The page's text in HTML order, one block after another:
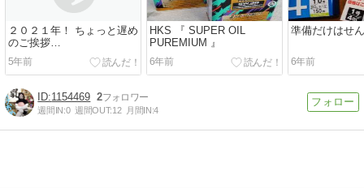
２０２１年！ ちょっと遅め
のご挨拶…
5年前
HKS 『 SUPER OIL
PUREMIUM 』
6年前
準備だけはせ
6年前
1154469 2
週間IN:0 週間OUT:12 月間IN:4